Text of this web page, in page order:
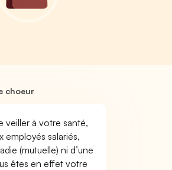
choeur
veiller à votre santé,
salariés,
(mutuelle) ni d’une
êtes en effet votre